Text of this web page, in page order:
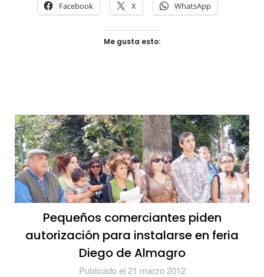
Facebook X WhatsApp
Me gusta esto:
Pequeños comerciantes piden
autorización para instalarse en feria
Diego de Almagro
Publicado el 21 marzo 2012